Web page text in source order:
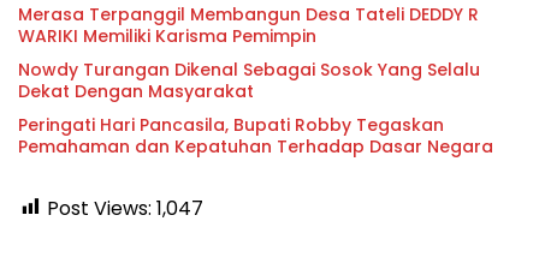
Merasa Terpanggil Membangun Desa Tateli DEDDY R
WARIKI Memiliki Karisma Pemimpin
Nowdy Turangan Dikenal Sebagai Sosok Yang Selalu
Dekat Dengan Masyarakat
Peringati Hari Pancasila, Bupati Robby Tegaskan
Pemahaman dan Kepatuhan Terhadap Dasar Negara
Post Views: 1,047